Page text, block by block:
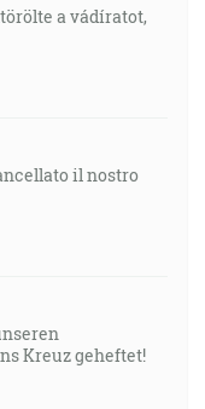
a vádíratot,
il nostro
Kreuz geheftet!